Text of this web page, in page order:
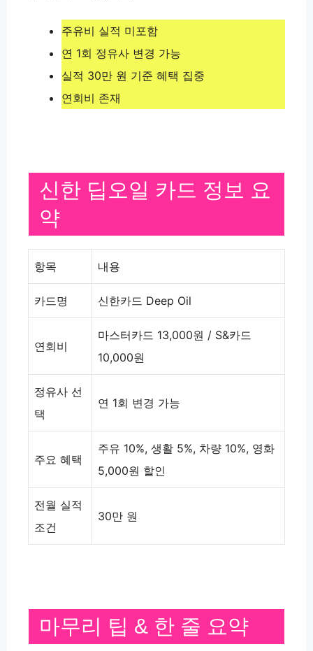
주유비 실적 미포함
연 1회 정유사 변경 가능
실적 30만 원 기준 혜택 집중
연회비 존재
신한 딥오일 카드 정보 요
약
항목 내용
카드명 신한카드 Deep Oil
연회비
마스터카드 13,000원 / S&카드
10,000원
정유사 선
택
연 1회 변경 가능
주요 혜택
주유 10%, 생활 5%, 차량 10%, 영화
5,000원 할인
전월 실적
조건
30만 원
마무리 팁 & 한 줄 요약